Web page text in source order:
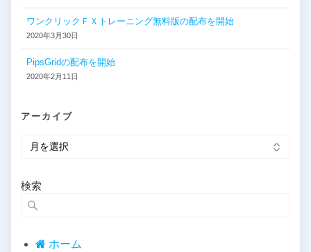
ワンクリックＦＸトレーニング無料版の配布を開始
2020年3月30日
PipsGridの配布を開始
2020年2月11日
アーカイブ
イ
ブ
検索
ホーム